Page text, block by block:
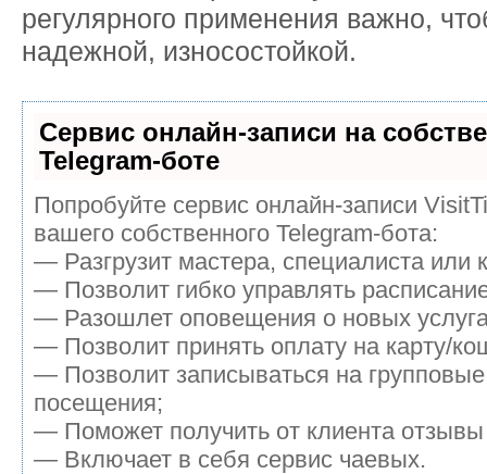
регулярного применения важно,
надежной, износостойкой.
Сервис онлайн-записи на
Telegram-боте
Попробуйте сервис онлайн-записи
вашего собственного Telegram-бота:
— Разгрузит мастера, специалиста или
— Позволит гибко управлять
— Разошлет оповещения о новых
— Позволит принять оплату на карту/
— Позволит записываться на
посещения;
— Поможет получить от клиента отзывы
— Включает в себя сервис чаевых.